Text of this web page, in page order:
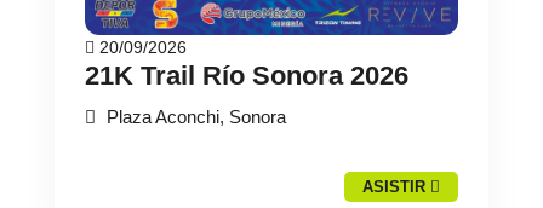
20/09/2026
21K Trail Río Sonora 2026
Plaza Aconchi, Sonora
ASISTIR